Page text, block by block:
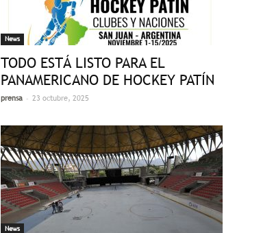
News
TODO ESTÁ LISTO PARA EL
PANAMERICANO DE HOCKEY PATÍN
prensa - 23 octubre, 2025
News